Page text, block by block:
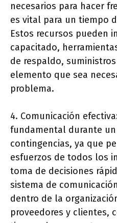
necesarios para hacer
es vital para un tiempo
Estos recursos pueden
capacitado,
de respaldo,
elemento que sea
problema.
4. Comunicación
fundamental durante
contingencias, ya que
esfuerzos de todos los
toma de decisiones
sistema de
dentro de la
proveedores y clientes,